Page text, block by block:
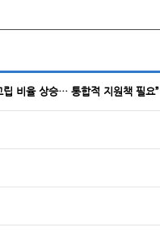
립 비율 상승… 통합적 지원책 필요”